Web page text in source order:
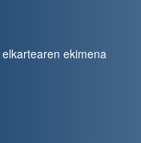
elkartearen ekimena